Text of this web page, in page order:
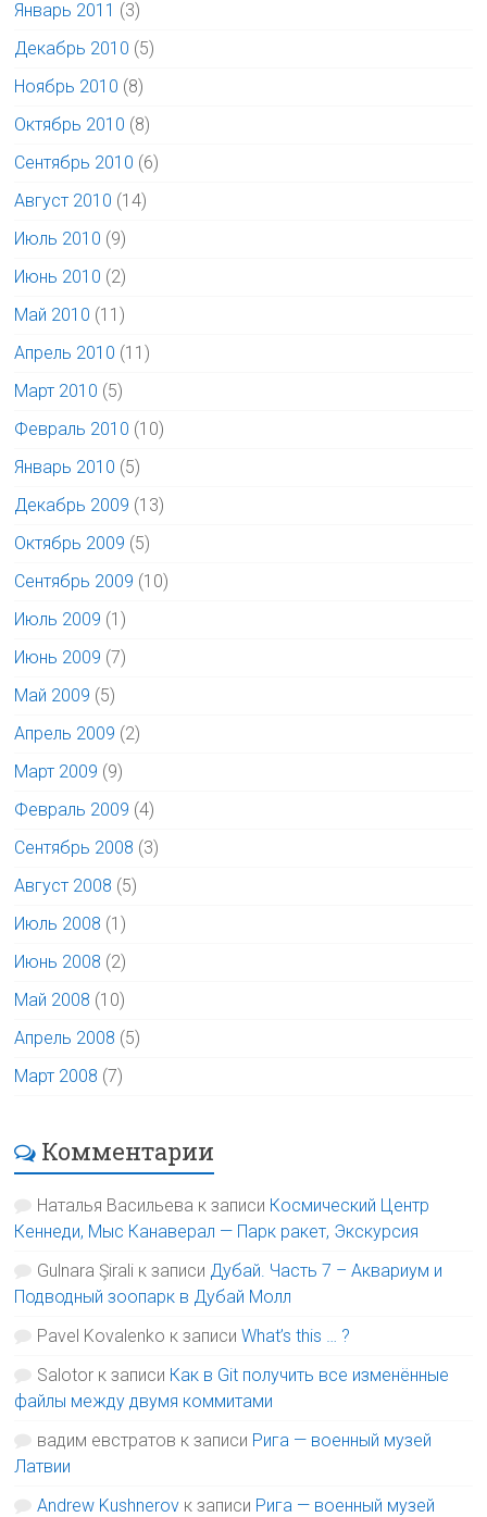
Январь 2011 (3)
Декабрь 2010 (5)
Ноябрь 2010 (8)
Октябрь 2010 (8)
Сентябрь 2010 (6)
Август 2010 (14)
Июль 2010 (9)
Июнь 2010 (2)
Май 2010 (11)
Апрель 2010 (11)
Март 2010 (5)
Февраль 2010 (10)
Январь 2010 (5)
Декабрь 2009 (13)
Октябрь 2009 (5)
Сентябрь 2009 (10)
Июль 2009 (1)
Июнь 2009 (7)
Май 2009 (5)
Апрель 2009 (2)
Март 2009 (9)
Февраль 2009 (4)
Сентябрь 2008 (3)
Август 2008 (5)
Июль 2008 (1)
Июнь 2008 (2)
Май 2008 (10)
Апрель 2008 (5)
Март 2008 (7)
Комментарии
Наталья Васильева к записи Космический Центр
Кеннеди, Мыс Канаверал — Парк ракет, Экскурсия
Gulnara Şirali к записи Дубай. Часть 7 – Аквариум и
Подводный зоопарк в Дубай Молл
Pavel Kovalenko к записиWhat’s this … ?
Salotor к записи Как в Git получить все изменённые
файлы между двумя коммитами
вадим евстратов к записи Рига — военный музей
Латвии
Andrew Kushnerov к записи Рига — военный музей